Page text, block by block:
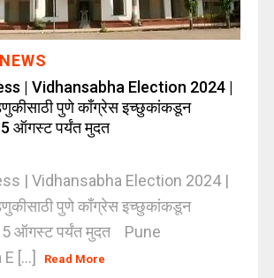
| Vidhansabha Election 2024 |
पुणे काँग्रेस इच्छुकांकडून
5 ऑगस्ट पर्यंत मुदत
| Vidhansabha Election 2024 |
पुणे काँग्रेस इच्छुकांकडून
5 ऑगस्ट पर्यंत मुदत Pune
[...]
Read More